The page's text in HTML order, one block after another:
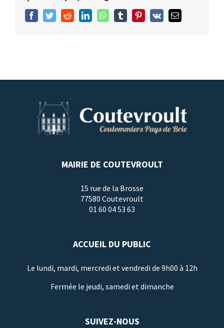
Facebook
TwitterRedditLinkedInWhatsApp
Tumblr Pinterest
Vk Email
MAIRIE DE COUTEVROULT
15 rue de la Brosse
77580 Coutevroult
01 60 04 53 63
ACCUEIL DU PUBLIC
Le lundi, mardi, mercredi et vendredi de 9h00 à 12h
Fermée le jeudi, samedi et dimanche
SUIVEZ-NOUS